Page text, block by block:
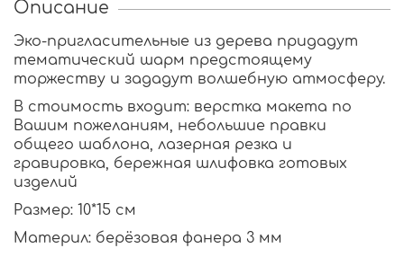
Описание
Эко-пригласительные из дерева придадут
тематический шарм предстоящему
торжеству и зададут волшебную атмосферу.
В стоимость входит: верстка макета по
Вашим пожеланиям, небольшие правки
общего шаблона, лазерная резка и
гравировка, бережная шлифовка готовых
изделий
Размер: 10*15 см
Материл: берёзовая фанера 3 мм